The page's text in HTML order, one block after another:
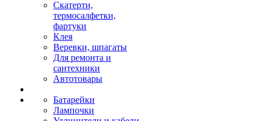
Скатерти,
термосалфетки,
фартуки
Клея
Веревки, шпагаты
Для ремонта и
сантехники
Автотовары
Батарейки
Лампочки